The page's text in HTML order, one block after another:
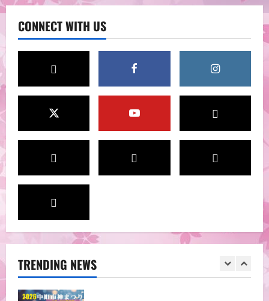
CONNECT WITH US
TRENDING NEWS
4
東北ずん子掛軸
2026-06-30
寿丸屋敷
2026-06-30
◆蔵富人 白石和紙あかり展＆絵手
2
◆中町沢端市神まつり